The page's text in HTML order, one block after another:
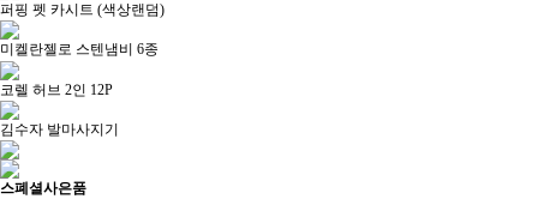
퍼핑 펫 카시트 (색상랜덤)
미켈란젤로 스텐냄비 6종
코렐 허브 2인 12P
김수자 발마사지기
스폐셜사은품